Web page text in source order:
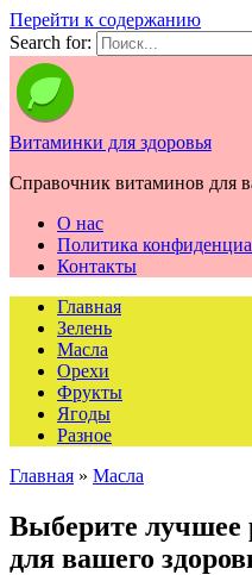
Перейти к содержанию
Search for:
Витаминки для здоровья
Справочник витаминов для
О нас
Политика
Контакты
Главная
Зелень
Масла
Орехи
Фрукты
Ягоды
Разное
Главная » Масла
Выберите лучшее
для вашего